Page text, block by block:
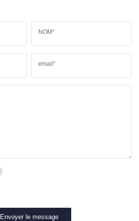
NOM*
email*
Envoyer le message